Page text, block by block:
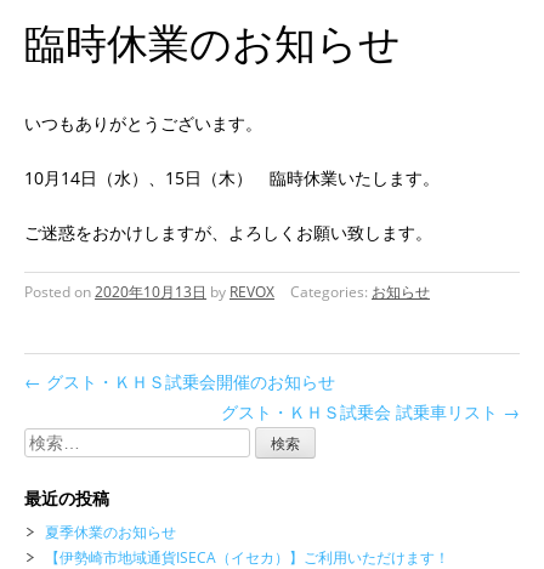
臨時休業のお知らせ
いつもありがとうございます。
10月14日（水）、15日（木） 臨時休業いたします。
ご迷惑をおかけしますが、よろしくお願い致します。
Posted on2020年10月13日 by REVOX Categories: お知らせ
← グスト・ＫＨＳ試乗会開催のお知らせ
グスト・ＫＨＳ試乗会 試乗車リスト →
検
最近の投稿
夏季休業のお知らせ
【伊勢崎市地域通貨ISECA（イセカ）】ご利用いただけます！